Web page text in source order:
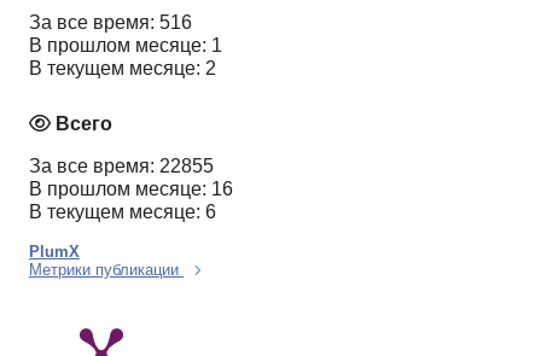
За все время: 516
В прошлом месяце: 1
В текущем месяце: 2
Всего
За все время: 22855
В прошлом месяце: 16
В текущем месяце: 6
PlumX
Метрики публикации